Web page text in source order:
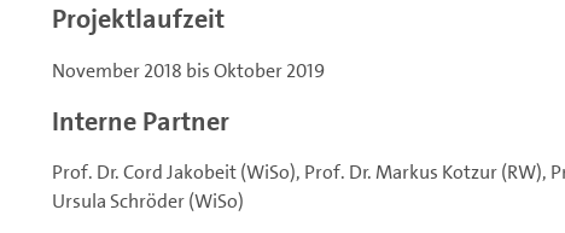
Projektlaufzeit
November 2018 bis Oktober 2019
Interne Partner
Prof. Dr. Cord Jakobeit (WiSo), Prof. Dr. Markus Kotzur (RW),
Ursula Schröder (WiSo)